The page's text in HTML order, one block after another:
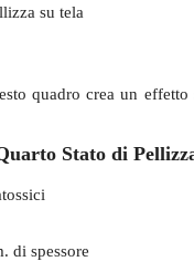
quadro crea un
Stato di
di spessore